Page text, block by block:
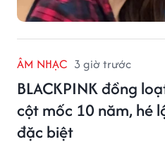
ÂM NHẠC 3 giờ trước
BLACKPINK đồng
cột mốc 10 năm, hé
đặc biệt